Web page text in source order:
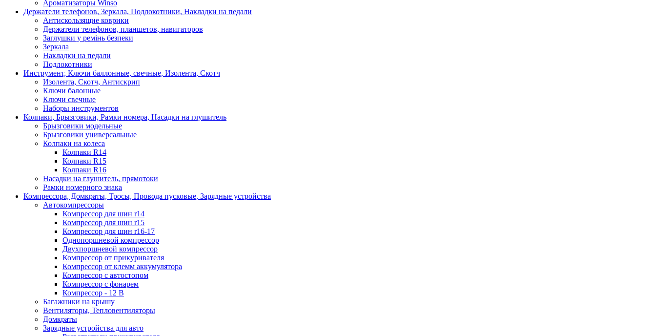
Ароматизаторы Winso
Держатели телефонов, Зеркала, Подлокотники, Накладки на педали
Антискользящие коврики
Держатели телефонов, планшетов, навигаторов
Заглушки у ремінь безпеки
Зеркала
Накладки на педали
Подлокотники
Инструмент, Ключи баллонные, свечные, Изолента, Скотч
Изолента, Скотч, Антискрип
Ключи балонные
Ключи свечные
Наборы инструментов
Колпаки, Брызговики, Рамки номера, Насадки на глушитель
Брызговики модельные
Брызговики универсальные
Колпаки на колеса
Колпаки R14
Колпаки R15
Колпаки R16
Насадки на глушитель, прямотоки
Рамки номерного знака
Компрессора, Домкраты, Тросы, Провода пусковые, Зарядные устройства
Автокомпрессоры
Компрессор для шин r14
Компрессор для шин r15
Компрессор для шин r16-17
Однопоршневой компрессор
Двухпоршневой компрессор
Компрессор от прикуривателя
Компрессор от клемм аккумулятора
Компрессор с автостопом
Компрессор с фонарем
Компрессор - 12 В
Багажники на крышу
Вентиляторы, Тепловентиляторы
Домкраты
Зарядные устройства для авто